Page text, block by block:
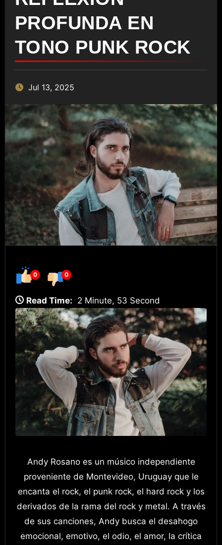
PROFUNDA EN
TONO PUNK ROCK
Jul 13, 2025
0 0
Read Time: 2 Minute, 53 Second
Andy Rosano es un músico independiente
proveniente de Montevideo, Uruguay que le
encanta el rock, el punk rock, el hard rock y los
derivados de la rama del rock y metal. A través
de sus canciones, Andy busca el desahogo
emocional, emotivo, el odio, el amor, la crítica